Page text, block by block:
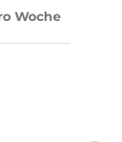
Woche